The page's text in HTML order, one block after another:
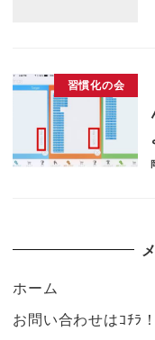
習慣化の会
ホーム
お問い合わせはｺﾁﾗ！